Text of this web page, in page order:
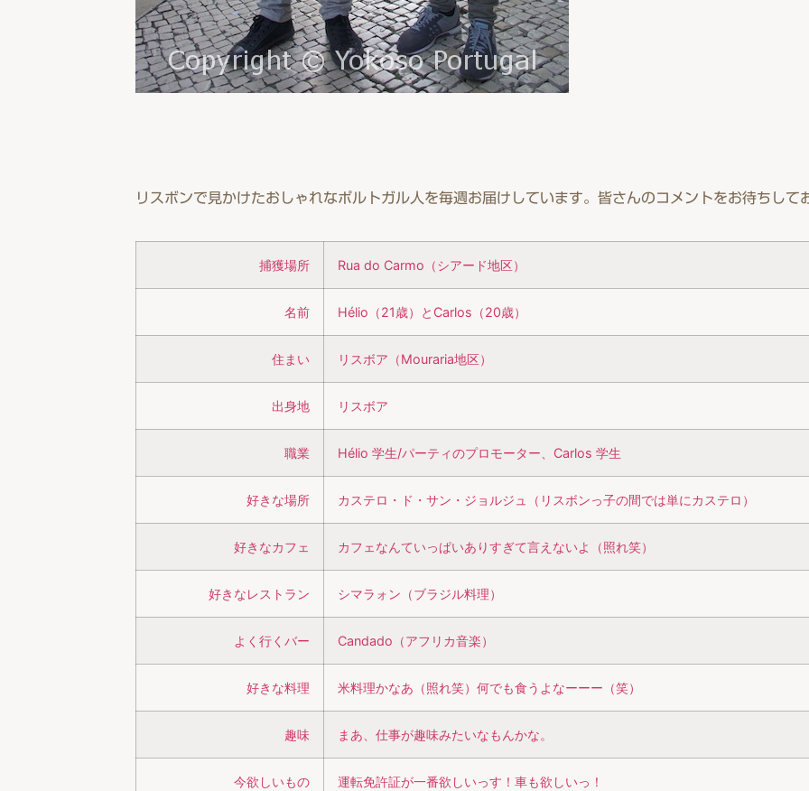
リスボンで見かけたおしゃれなポルトガル人を毎週お届けしています。皆さんのコメントをお待ちして
捕獲場所 Rua do Carmo（シアード地区）
名前 Hélio（21歳）とCarlos（20歳）
住まい リスボア（Mouraria地区）
出身地 リスボア
職業 Hélio 学生/パーティのプロモーター、Carlos 学生
好きな場所 カステロ・ド・サン・ジョルジュ（リスボンっ子の間では単にカステロ）
好きなカフェ カフェなんていっぱいありすぎて言えないよ（照れ笑）
好きなレストラン シマラォン（ブラジル料理）
よく行くバー Candado（アフリカ音楽）
好きな料理 米料理かなあ（照れ笑）何でも食うよなーーー（笑）
趣味 まあ、仕事が趣味みたいなもんかな。
今欲しいもの 運転免許証が一番欲しいっす！車も欲しいっ！